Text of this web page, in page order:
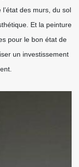
des murs, du sol
Et la peinture
pour le bon état de
un investissement